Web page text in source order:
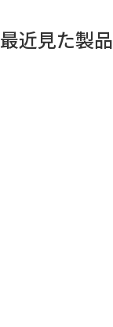
最近見た製品